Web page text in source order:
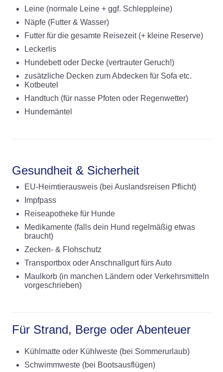
Leine (normale Leine + ggf. Schleppleine)
Näpfe (Futter & Wasser)
Futter für die gesamte Reisezeit (+ kleine Reserve)
Leckerlis
Hundebett oder Decke (vertrauter Geruch!)
zusätzliche Decken zum Abdecken für Sofa etc.
Kotbeutel
Handtuch (für nasse Pfoten oder Regenwetter)
Hundemäntel
Gesundheit & Sicherheit
EU-Heimtierausweis (bei Auslandsreisen Pflicht)
Impfpass
Reiseapotheke für Hunde
Medikamente (falls dein Hund regelmäßig etwas
braucht)
Zecken- & Flohschutz
Transportbox oder Anschnallgurt fürs Auto
Maulkorb (in manchen Ländern oder Verkehrsmitteln
vorgeschrieben)
Für Strand, Berge oder Abenteuer
Kühlmatte oder Kühlweste (bei Sommerurlaub)
Schwimmweste (bei Bootsausflügen)